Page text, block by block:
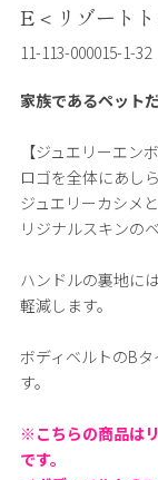
E＜リゾート
11-113-000015-1-32
家族であるペット
【ジュエリーエン
ロゴを全体にあし
ジュエリーカシメ
リジナルスキンの
ハンドルの裏地に
軽減します。
ボディベルトのB
す。
※こちらの商品は
です。